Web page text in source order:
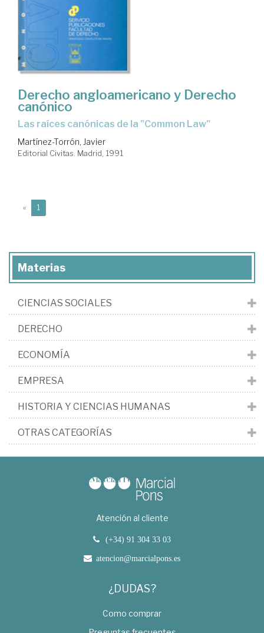
Derecho angloamericano y Derecho
canónico
las raíces canónicas de la "Common Law"
Martínez-Torrón, Javier
Editorial Civitas. Madrid, 1991
« 1
Materias
CIENCIAS SOCIALES
DERECHO
ECONOMÍA
EMPRESA
HISTORIA Y CIENCIAS HUMANAS
OTRAS CATEGORÍAS
Atención al cliente
(+34) 91 304 33 03
atencion@marcialpons.es
¿DUDAS?
Como comprar